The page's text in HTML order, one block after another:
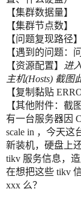
【集群数据量】
【集群节点数】
【问题复现路径
【遇到的问题：
【资源配置】
进
主机(Hosts) 截图
【复制黏贴
【其他附件：截
有一台服务器因
scale in ，今天
新装机，硬盘上
tikv 服务信息，
在想把这些 tikv
xxx 么？